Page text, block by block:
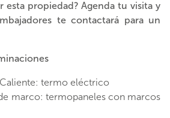
esta propiedad? Agenda tu visita y
te contactará para un
termo eléctrico
marco: termopaneles con marcos